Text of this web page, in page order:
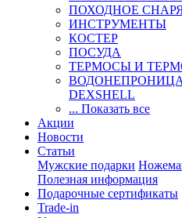
ПОХОДНОЕ
ИНСТРУМЕНТЫ
КОСТЕР
ПОСУДА
ТЕРМОСЫ И
DEXSHELL
... Показать все
Акции
Новости
Статьи
Мужские подарки
Полезная информация
Подарочные сертификаты
Trade-in